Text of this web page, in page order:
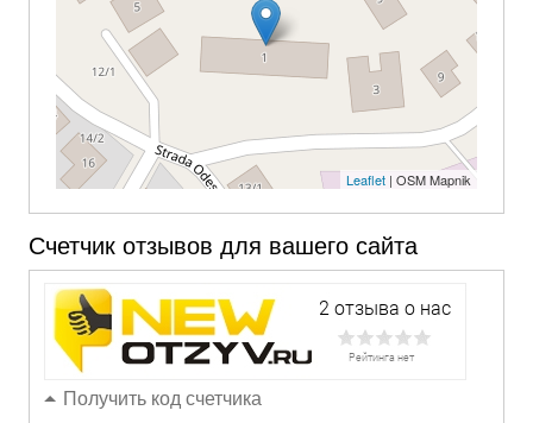
Leaflet| OSM Mapnik
Счетчик отзывов для вашего сайта
Получить код счетчика